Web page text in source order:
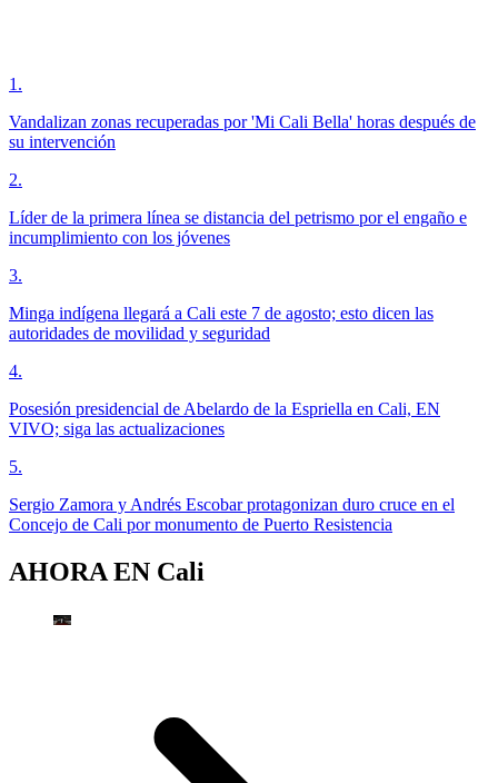
1 .
Vandalizan zonas recuperadas por 'Mi Cali Bella' horas después de
su intervención
2.
Líder de la primera línea se distancia del petrismo por el engaño e
incumplimiento con los jóvenes
3.
Minga indígena llegará a Cali este 7 de agosto; esto dicen las
autoridades de movilidad y seguridad
4.
Posesión presidencial de Abelardo de la Espriella en Cali, EN
VIVO; siga las actualizaciones
5.
Sergio Zamora y Andrés Escobar protagonizan duro cruce en el
Concejo de Cali por monumento de Puerto Resistencia
AHORA EN Cali